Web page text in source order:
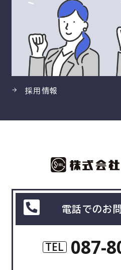
採用情報
電話でのお
TEL 087-